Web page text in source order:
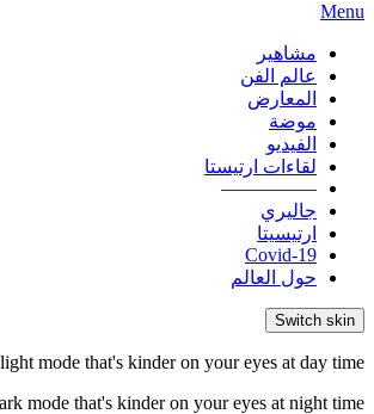
Menu
مشاهير
عالم الفن
المعارض
موضة
الفيديو
لقاءات ارتيستا
—————
جاليري
ارتيسيتا
Covid-19
حول العالم
Switch skin
mode that's kinder on your eyes at day time.
mode that's kinder on your eyes at night time.